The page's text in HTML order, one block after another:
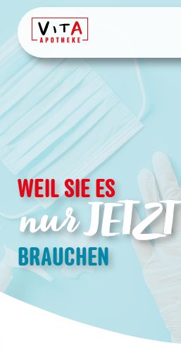
Vertrag
WEIL SIE ES
nur JETZT
BRAUCHEN